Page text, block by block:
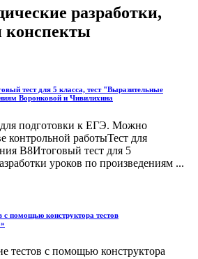
разработки,
конспекты
тест для 5 класса, тест "Выразительные
Воронковой и Чивилихина
подготовки к ЕГЭ. Можно
контрольной работыТест для
В8Итоговый тест для 5
уроков по произведениям ...
с помощью конструктора тестов
тестов с помощью конструктора